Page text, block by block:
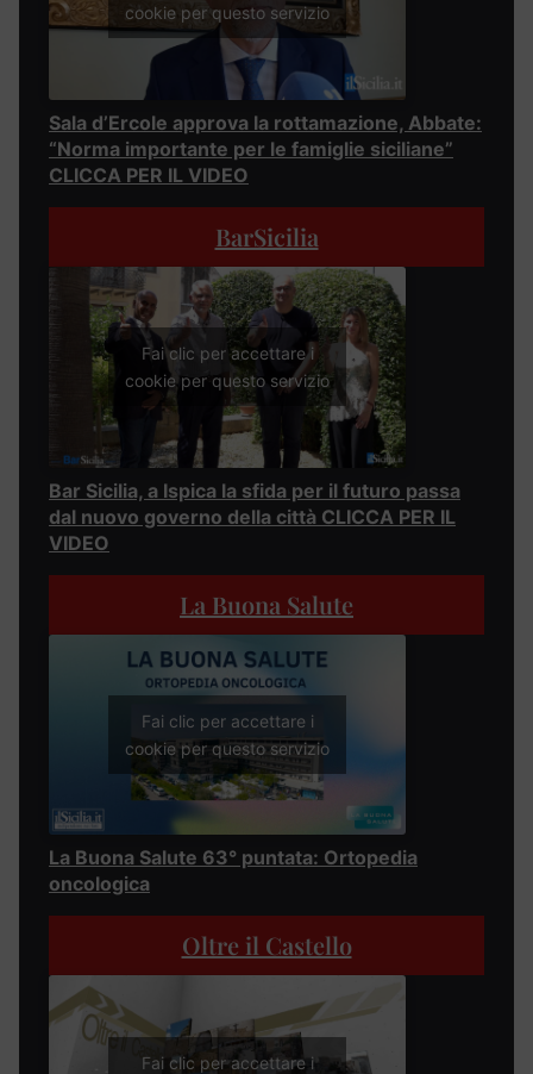
cookie per questo servizio
Sala d’Ercole approva la rottamazione, Abbate:
“Norma importante per le famiglie siciliane”
CLICCA PER IL VIDEO
BarSicilia
Fai clic per accettare i
cookie per questo servizio
Bar Sicilia, a Ispica la sfida per il futuro passa
dal nuovo governo della città CLICCA PER IL
VIDEO
La Buona Salute
Fai clic per accettare i
cookie per questo servizio
La Buona Salute 63° puntata: Ortopedia
oncologica
Oltre il Castello
Fai clic per accettare i